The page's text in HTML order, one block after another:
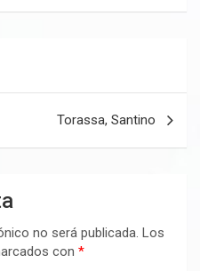
Torassa, Santino
no será publicada. Los
con *